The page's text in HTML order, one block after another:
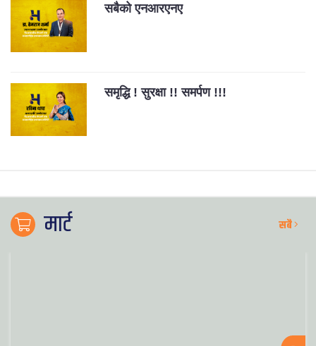
सबैको एनआरएनए
समृद्धि ! सुरक्षा !! समर्पण !!!
मार्ट सबै